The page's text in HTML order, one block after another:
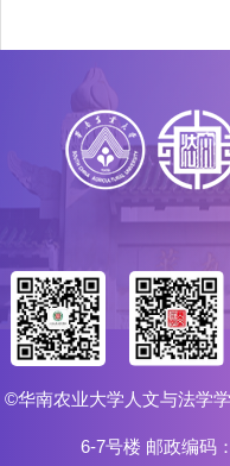
©华南农业大学人文与法学
6-7号楼 邮政编码